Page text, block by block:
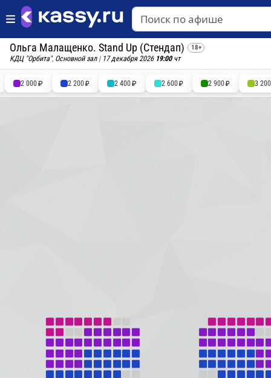
Ольга Малащенко. Stand Up (Стендап) 18+
КДЦ "Орбита", Основной зал| 17 декабря 2026 19:00чт
2 000 2 200 2 400 2 600 2 900 3 200